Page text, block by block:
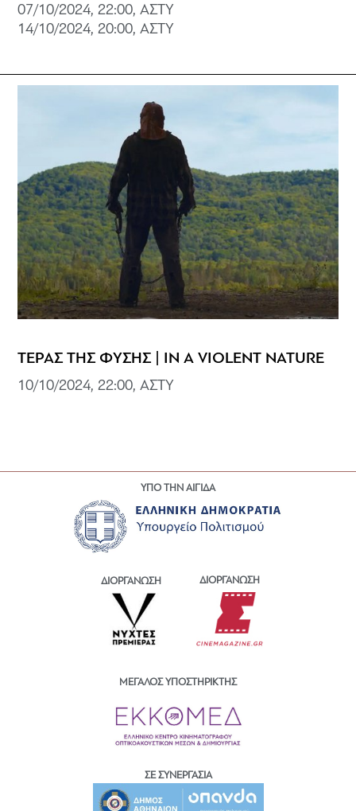
07/10/2024, 22:00, ΑΣΤΥ
14/10/2024, 20:00, ΑΣΤΥ
ΤΕΡΑΣ ΤΗΣ ΦΥΣΗΣ | IN A VIOLENT NATURE
10/10/2024, 22:00, ΑΣΤΥ
ΥΠΟ ΤΗΝ ΑΙΓΙΔΑ
ΔΙΟΡΓΑΝΩΣΗ ΔΙΟΡΓΑΝΩΣΗ
ΜΕΓΑΛΟΣ ΥΠΟΣΤΗΡΙΚΤΗΣ
ΣΕ ΣΥΝΕΡΓΑΣΙΑ